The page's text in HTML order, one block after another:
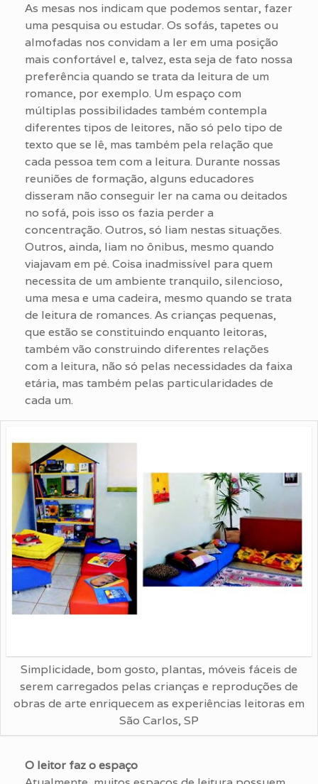
As mesas nos indicam que podemos sentar, fazer
uma pesquisa ou estudar. Os sofás, tapetes ou
almofadas nos convidam a ler em uma posição
mais confortável e, talvez, esta seja de fato nossa
preferência quando se trata da leitura de um
romance, por exemplo. Um espaço com
múltiplas possibilidades também contempla
diferentes tipos de leitores, não só pelo tipo de
texto que se lê, mas também pela relação que
cada pessoa tem com a leitura. Durante nossas
reuniões de formação, alguns educadores
disseram não conseguir ler na cama ou deitados
no sofá, pois isso os fazia perder a
concentração. Outros, só liam nestas situações.
Outros, ainda, liam no ônibus, mesmo quando
viajavam em pé. Coisa inadmissível para quem
necessita de um ambiente tranquilo, silencioso,
uma mesa e uma cadeira, mesmo quando se trata
de leitura de romances. As crianças pequenas,
que estão se constituindo enquanto leitoras,
também vão construindo diferentes relações
com a leitura, não só pelas necessidades da faixa
etária, mas também pelas particularidades de
cada um.
Simplicidade, bom gosto, plantas, móveis fáceis de
serem carregados pelas crianças e reproduções de
obras de arte enriquecem as experiências leitoras em
São Carlos, SP
O leitor faz o espaço